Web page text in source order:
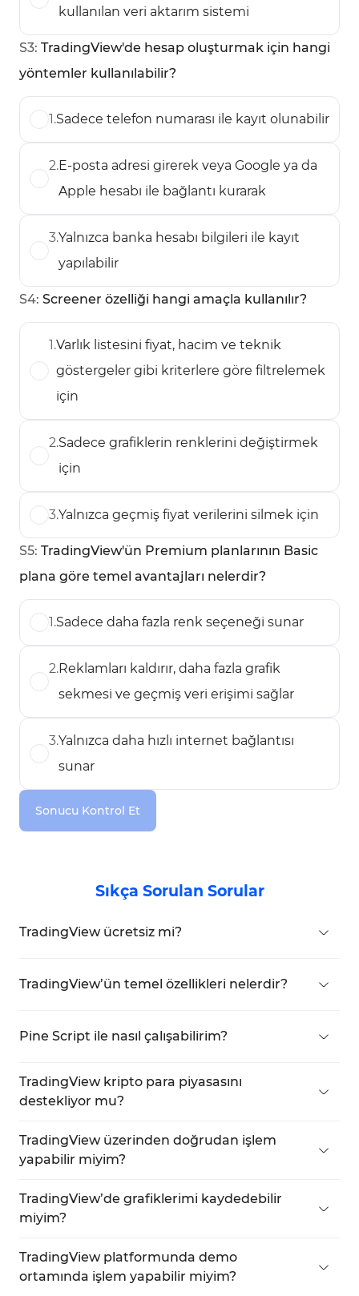
kullanılan veri aktarım sistemi
S3: TradingView'de hesap oluşturmak için hangi
yöntemler kullanılabilir?
1.Sadece telefon numarası ile kayıt olunabilir
2.E-posta adresi girerek veya Google ya da
Apple hesabı ile bağlantı kurarak
3.Yalnızca banka hesabı bilgileri ile kayıt
yapılabilir
S4: Screener özelliği hangi amaçla kullanılır?
1.Varlık listesini fiyat, hacim ve teknik
göstergeler gibi kriterlere göre filtrelemek
için
2.Sadece grafiklerin renklerini değiştirmek
için
3.Yalnızca geçmiş fiyat verilerini silmek için
S5: TradingView'ün Premium planlarının Basic
plana göre temel avantajları nelerdir?
1.Sadece daha fazla renk seçeneği sunar
2.Reklamları kaldırır, daha fazla grafik
sekmesi ve geçmiş veri erişimi sağlar
3.Yalnızca daha hızlı internet bağlantısı
sunar
Sonucu Kontrol Et
Sıkça Sorulan Sorular
TradingView ücretsiz mi?
ancak gelişmiş özellikler için abonelik gereklidir.
TradingView’ün temel özellikleri nelerdir?
Screener ve Pine Editor
, platformun temel
özelliklerinden bazılarıdır.
Pine Script ile nasıl çalışabilirim?
script’lerinizi yazabilir ve test edebilirsiniz.
TradingView kripto para piyasasını
destekliyor mu?
desteklemektedir.
TradingView üzerinden doğrudan işlem
yapabilir miyim?
yapabilirsiniz.
TradingView’de grafiklerimi kaydedebilir
miyim?
sunar.
TradingView platformunda demo
ortamında işlem yapabilir miyim?